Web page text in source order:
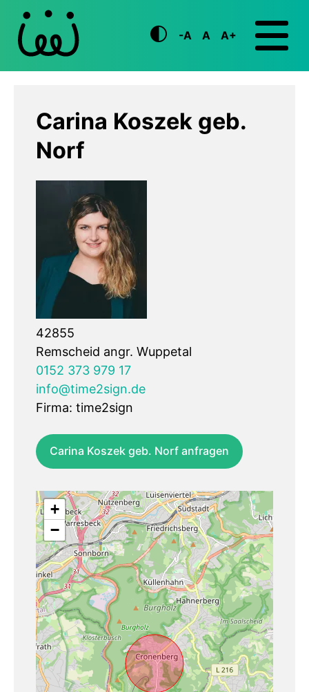
-A A A+
Carina Koszek geb.
Norf
42855
Remscheid angr. Wuppetal
0152 373 979 17
info@time2sign.de
Firma: time2sign
Carina Koszek geb. Norf anfragen
+
−